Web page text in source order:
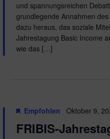
und spannungsreichen
grundlegende Annahmen
dazu heraus, das soziale
Jahrestagung Basic Income
wie das […]
Empfohlen Oktober 9,
FRIBIS-